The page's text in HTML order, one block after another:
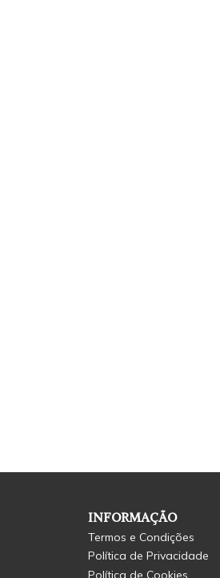
INFORMAÇÃO
Termos e Condições
Política de Privacidade
Política de Cookies